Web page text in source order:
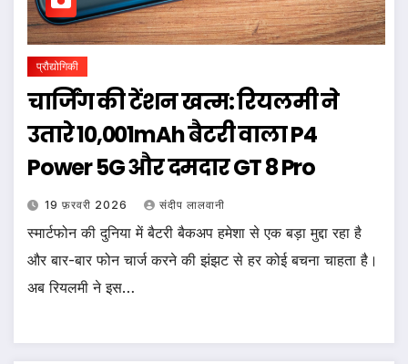
प्रौद्योगिकी
चार्जिंग की टेंशन खत्म: रियलमी ने
उतारे 10,001mAh बैटरी वाला P4
Power 5G और दमदार GT 8 Pro
19 फ़रवरी 2026 संदीप लालवानी
स्मार्टफोन की दुनिया में बैटरी बैकअप हमेशा से एक बड़ा मुद्दा रहा है
और बार-बार फोन चार्ज करने की झंझट से हर कोई बचना चाहता है।
अब रियलमी ने इस…